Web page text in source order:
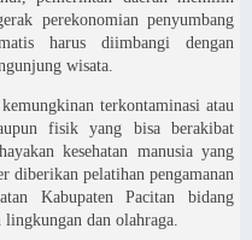
perekonomian penyumbang
harus diimbangi dengan
wisata.
terkontaminasi atau
fisik yang bisa berakibat
kesehatan manusia yang
diberikan pelatihan pengamanan
Kabupaten Pacitan bidang
lingkungan dan olahraga.